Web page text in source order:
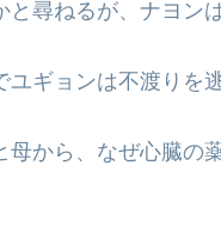
と尋ねるが、ナヨン
ユギョンは不渡りを
母から、なぜ心臓の